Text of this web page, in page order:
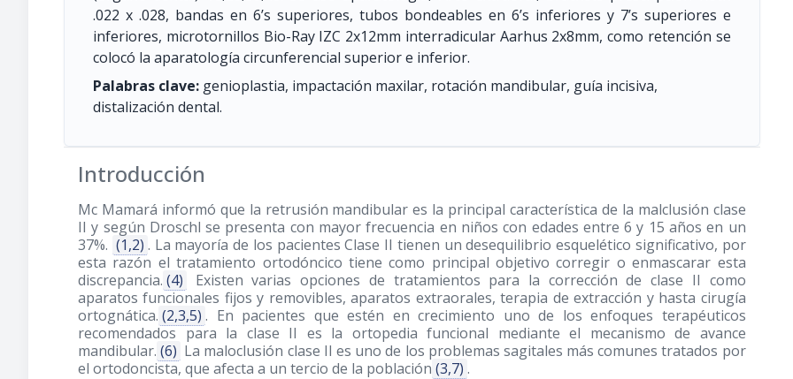
.022 x .028, bandas en 6’s superiores, tubos bondeables en 6’s inferiores y 7’s superiores e
inferiores, microtornillos Bio-Ray IZC 2x12mm interradicular Aarhus 2x8mm, como retención se
colocó la aparatología circunferencial superior e inferior.
Palabras clave: genioplastia, impactación maxilar, rotación mandibular, guía incisiva,
distalización dental.
Introducción
Mc Mamará informó que la retrusión mandibular es la principal característica de la malclusión clase
II y según Droschl se presenta con mayor frecuencia en niños con edades entre 6 y 15 años en un
37%. (1,2) . La mayoría de los pacientes Clase II tienen un desequilibrio esquelético significativo, por
esta razón el tratamiento ortodóncico tiene como principal objetivo corregir o enmascarar esta
discrepancia. (4)
Existen varias opciones de tratamientos para la corrección de clase II como
aparatos funcionales fijos y removibles, aparatos extraorales, terapia de extracción y hasta cirugía
ortognática. (2,3,5) . En pacientes que estén en crecimiento uno de los enfoques terapéuticos
recomendados para la clase II es la ortopedia funcional mediante el mecanismo de avance
mandibular. (6) La maloclusión clase II es uno de los problemas sagitales más comunes tratados por
el ortodoncista, que afecta a un tercio de la población (3,7) .